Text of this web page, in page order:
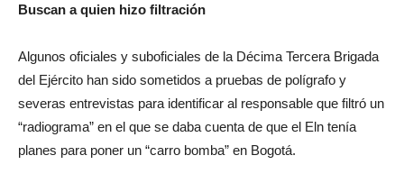
Buscan a quien hizo filtración
Algunos oficiales y suboficiales de la Décima Tercera Brigada
del Ejército han sido sometidos a pruebas de polígrafo y
severas entrevistas para identificar al responsable que filtró un
“radiograma” en el que se daba cuenta de que el Eln tenía
planes para poner un “carro bomba” en Bogotá.